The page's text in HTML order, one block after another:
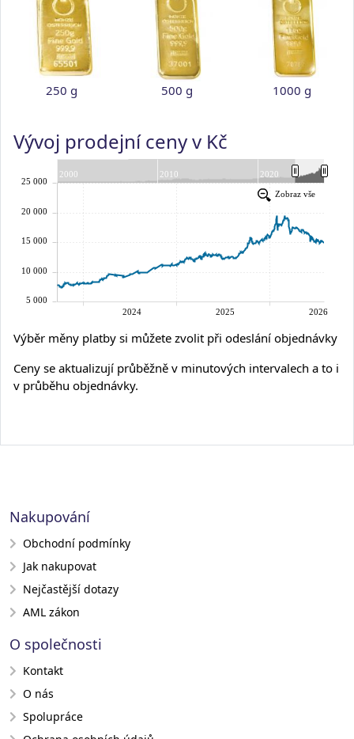
250 g 500 g 1000 g
Vývoj prodejní ceny v Kč
Výběr měny platby si můžete zvolit při odeslání objednávky
Ceny se aktualizují průběžně v minutových intervalech a to i
v průběhu objednávky.
Nakupování
Obchodní podmínky
Jak nakupovat
Nejčastější dotazy
AML zákon
O společnosti
Kontakt
O nás
Spolupráce